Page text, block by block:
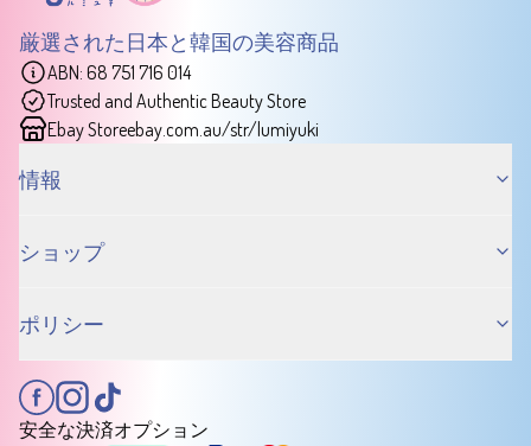
厳選された日本と韓国の美容商品
ABN: 68 751 716 014
Trusted and Authentic Beauty Store
Ebay Storeebay.com.au/str/lumiyuki
情報
ショップ
ポリシー
安全な決済オプション